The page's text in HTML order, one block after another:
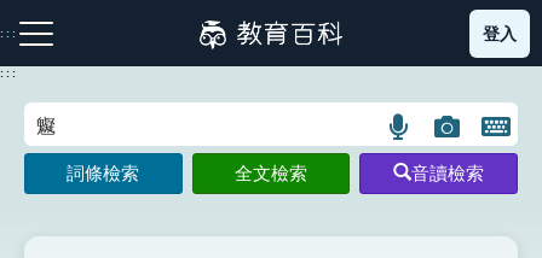
到
主
:::
注音索引圖示 筆畫索引圖示 部首索引表圖示
登入
:::
語
言
搜
圖
片
搜
開
鍵
圖
詞條檢索 全文檢索 音讀檢索